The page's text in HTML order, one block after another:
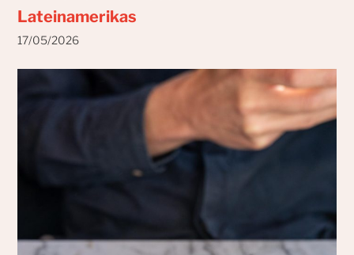
Lateinamerikas
17/05/2026